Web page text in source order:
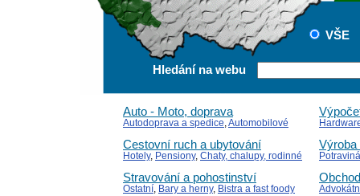
VŠE
Hledání na webu
Auto - Moto, doprava
Autodoprava a spedice,Automobilové
Cestovní ruch a ubytování
Hotely, Pensiony, Chaty, chalupy, rodinné
Výroba
Stravování a pohostinství
Ostatní, Bary a herny, Bistra a fast foody